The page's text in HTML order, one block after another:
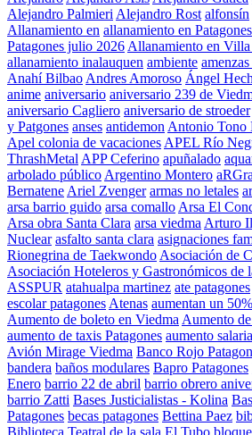
Alejandro Palmieri Alejandro Rost alfonsín
Allanamiento en allanamiento en Patagones
Patagones julio 2026 Allanamiento en Villa
allanamiento inalauquen ambiente
Anahí Bilbao Andres Amoroso Ángel
anime aniversario aniversario 239 de
aniversario Cagliero aniversario de stroeder
y Patgones anses antidemon Antonio Tono
Apel colonia de vacaciones APEL Río
ThrashMetal APP Ceferino apuñalado
arbolado público Argentino Montero aRGra
Bernatene Ariel Zvenger armas no letales
arsa barrio guido arsa comallo Arsa El
Arsa obra Santa Clara arsa viedma Arturo
Nuclear asfalto santa clara asignaciones
Rionegrina de Taekwondo Asociación de
Asociación Hoteleros y Gastronómicos de
ASSPUR atahualpa martinez ate patagones
escolar patagones Atenas aumentan un
Aumento de boleto en Viedma Aumento de
aumento de taxis Patagones aumento
Avión Mirage Viedma Banco Rojo
bandera baños modulares Bapro Patagones
Enero barrio 22 de abril barrio obrero
barrio Zatti Bases Justicialistas - Kolina
Patagones becas patagones Bettina Paez
Biblioteca Teatral de la sala El Tubo